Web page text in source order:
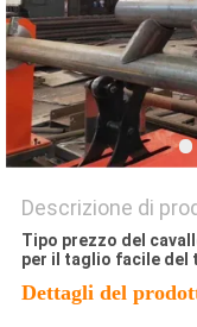
Descrizione di
Tipo prezzo del
per il taglio facile del
Dettagli del